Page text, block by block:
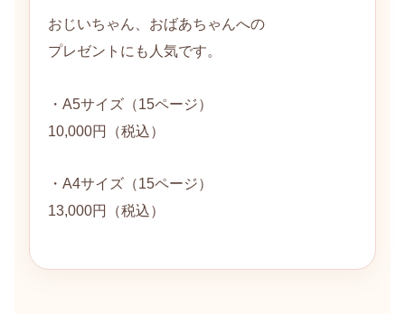
おじいちゃん、おばあちゃんへの
プレゼントにも人気です。
・A5サイズ（15ページ）
10,000円（税込）
・A4サイズ（15ページ）
13,000円（税込）